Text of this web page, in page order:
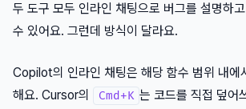
두 도구 모두 인라인 채팅으로 버그를 설명하
수 있어요. 그런데 방식이 달라요.
Copilot의 인라인 채팅은 해당 함수 범위 내에
해요. Cursor의
Cmd+K 는 코드를 직접 덮어